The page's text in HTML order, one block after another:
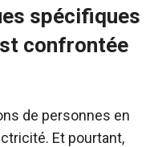
spécifiques
confrontée
de personnes en
Et pourtant,